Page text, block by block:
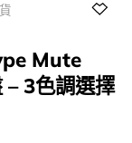
Mute
3色調選擇